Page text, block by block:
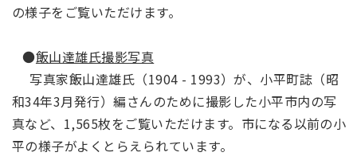
の様子をご覧いただけます。
●飯山達雄氏撮影写真
写真家飯山達雄氏（1904 - 1993）が、小平町誌（昭
和34年3月発行）編さんのために撮影した小平市内の写
真など、1,565枚をご覧いただけます。市になる以前の小
平の様子がよくとらえられています。